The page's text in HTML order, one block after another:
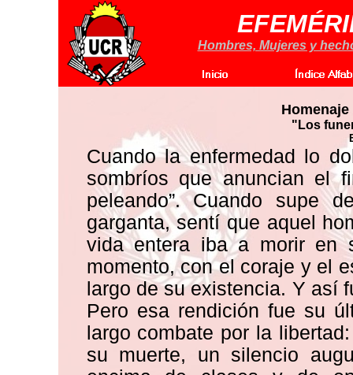
Hombres, Mujeres y
"Los
Cuando la enfermedad lo
sombríos que anuncian el
peleando”. Cuando supe
garganta, sentí que aquel
vida entera iba a morir en
momento, con el coraje y el
largo de su existencia. Y así
Pero esa rendición fue su
largo combate por la
su muerte, un silencio